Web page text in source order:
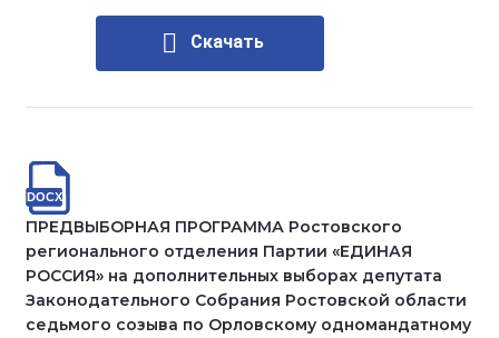
Скачать
ПРЕДВЫБОРНАЯ ПРОГРАММА Ростовского
регионального отделения Партии «ЕДИНАЯ
РОССИЯ» на дополнительных выборах депутата
Законодательного Собрания Ростовской области
седьмого созыва по Орловскому одномандатному